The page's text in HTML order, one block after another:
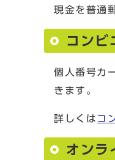
現金を普通
コンビ
個人番号カ
きます。
詳しくは コ
オンラ